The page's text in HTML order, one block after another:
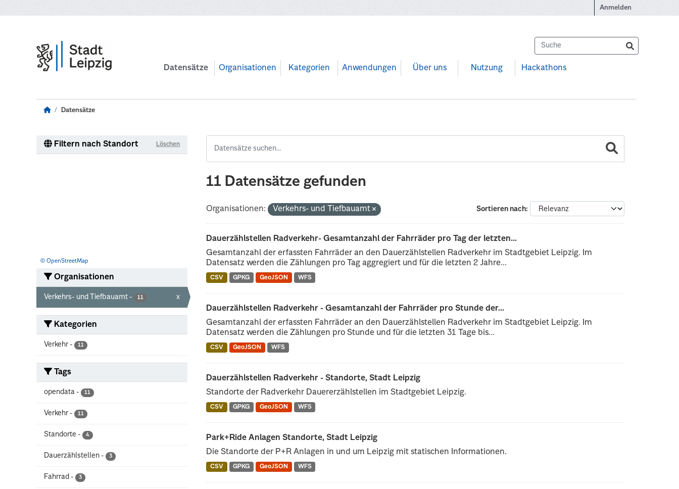
Anmelden
Datensätze Organisationen Kategorien Anwendungen Über uns Nutzung Hackathons
Datensätze
Filtern nach Standort Löschen
© OpenStreetMap
Organisationen
Verkehrs- und Tiefbauamt - 11 x
Kategorien
Verkehr - 11
Tags
opendata - 11
Verkehr - 11
Standorte - 4
Dauerzählstellen - 3
Fahrrad - 3
11 Datensätze gefunden
Sortieren nach
Organisationen: Verkehrs- und Tiefbauamt
Dauerzählstellen Radverkehr- Gesamtanzahl der Fahrräder pro Tag der letzten...
Gesamtanzahl der erfassten Fahrräder an den Dauerzählstellen Radverkehr im Stadtgebiet Leipzig. Im
Datensatz werden die Zählungen pro Tag aggregiert und für die letzten 2 Jahre...
CSV GPKG GeoJSON WFS
Dauerzählstellen Radverkehr - Gesamtanzahl der Fahrräder pro Stunde der...
Gesamtanzahl der erfassten Fahrräder an den Dauerzählstellen Radverkehr im Stadtgebiet Leipzig. Im
Datensatz werden die Zählungen pro Stunde und für die letzten 31 Tage bis...
CSV GeoJSON WFS
Dauerzählstellen Radverkehr - Standorte, Stadt Leipzig
Standorte der Radverkehr Dauererzählstellen im Stadtgebiet Leipzig.
CSV GPKG GeoJSON WFS
Park+Ride Anlagen Standorte, Stadt Leipzig
Die Standorte der P+R Anlagen in und um Leipzig mit statischen Informationen.
CSV GPKG GeoJSON WFS